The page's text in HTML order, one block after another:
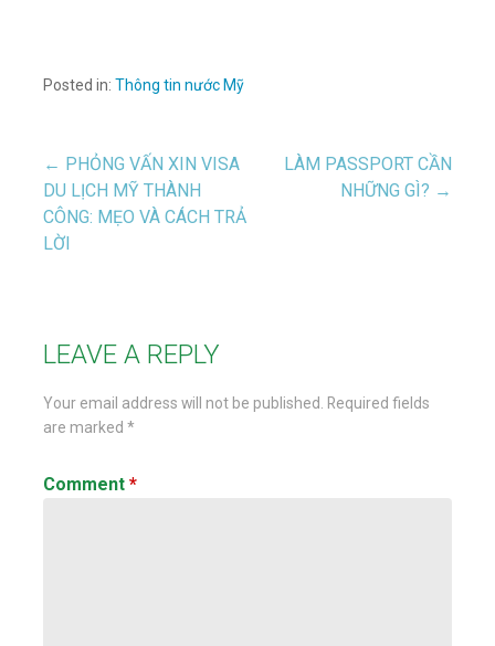
Posted in: Thông tin nước Mỹ
Post
navigation
← PHỎNG VẤN XIN VISA
DU LỊCH MỸ THÀNH
CÔNG: MẸO VÀ CÁCH TRẢ
LỜI
LÀM PASSPORT CẦN
NHỮNG GÌ? →
LEAVE A REPLY
Your email address will not be published. Required fields
are marked *
Comment *